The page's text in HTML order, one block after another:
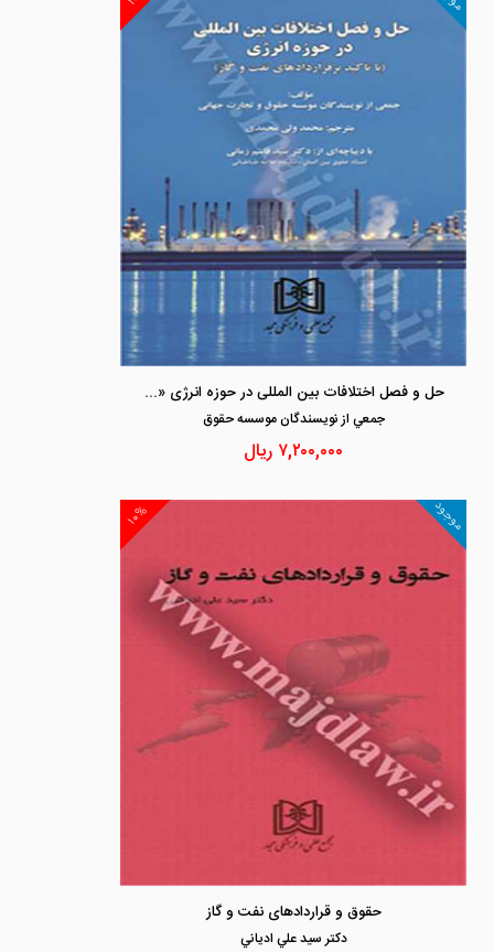
حل و فصل اختلافات بین المللی در حوزه انرژی «با تاکید بر قراردادهای نفت و گاز»
جمعي از نويسندگان موسسه حقوق
۷,۲۰۰,۰۰۰ ریال
۱۰% موجود
حقوق و قراردادهای نفت و گاز
دكتر سيد علي ادياني